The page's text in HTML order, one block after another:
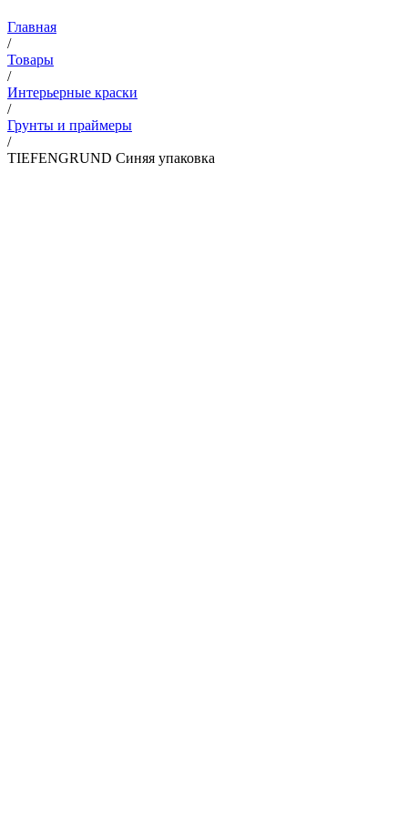
Главная
/
Товары
/
Интерьерные краски
/
Грунты и праймеры
/
TIEFENGRUND Синяя упаковка